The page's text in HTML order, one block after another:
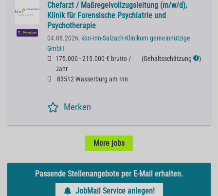
Premium
Chefarzt / Maßregelvollzugsleitung (m/w/d),
Klinik für Forensische Psychiatrie und
Psychotherapie
04.08.2026, kbo-Inn-Salzach-Klinikum gemeinnützige
GmbH
175.000 - 215.000 € brutto /
Jahr
(Gehaltsschätzung ℹ )
83512 Wasserburg am Inn
Merken
More jobs
Passende Stellenangebote per E-Mail erhalten.
JobMail Service anlegen!